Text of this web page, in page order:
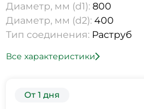
Диаметр, мм (d1): 800
Диаметр, мм (d2): 400
Тип соединения: Раструб
Все характеристики
От 1 дня